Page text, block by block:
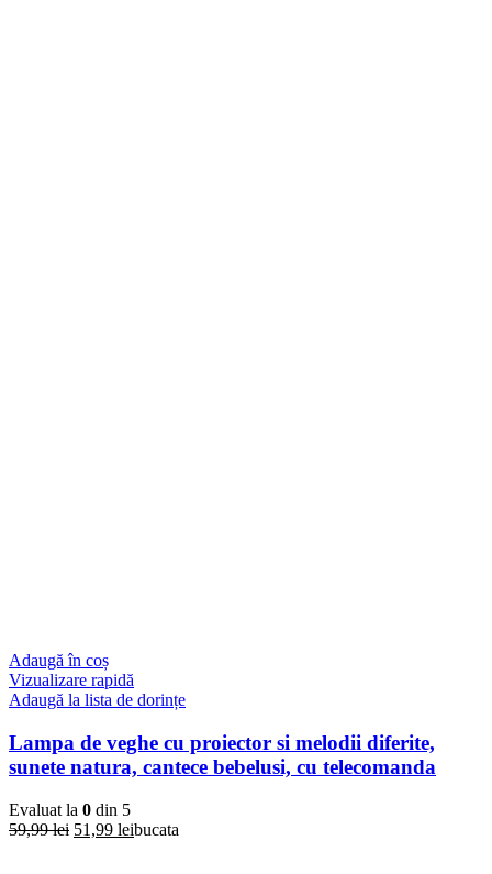
Adaugă în coș
Vizualizare rapidă
Adaugă la lista de dorințe
Lampa de veghe cu proiector si melodii diferite,
sunete natura, cantece bebelusi, cu telecomanda
Evaluat la 0 din 5
59,99lei Prețul
51,99 leiPrețul
bucata